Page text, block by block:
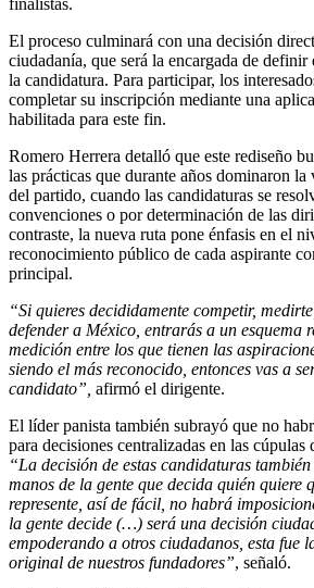
El proceso culminará con una decisión
ciudadanía, que será la encargada de definir
la candidatura. Para participar, los
completar su inscripción mediante una
habilitada para este fin.
Romero Herrera detalló que este rediseño
las prácticas que durante años dominaron la
del partido, cuando las candidaturas se
convenciones o por determinación de las
contraste, la nueva ruta pone énfasis en el
reconocimiento público de cada aspirante
principal.
“Si quieres decididamente competir,
defender a México, entrarás a un esquema
medición entre los que tienen las
siendo el más reconocido, entonces vas a
candidato”, afirmó el dirigente.
El líder panista también subrayó que no
para decisiones centralizadas en las cúpulas
“La decisión de estas candidaturas
manos de la gente que decida quién quiere
represente, así de fácil, no habrá
la gente decide (…) será una decisión
empoderando a otros ciudadanos, esta fue
original de nuestros fundadores”, señaló.